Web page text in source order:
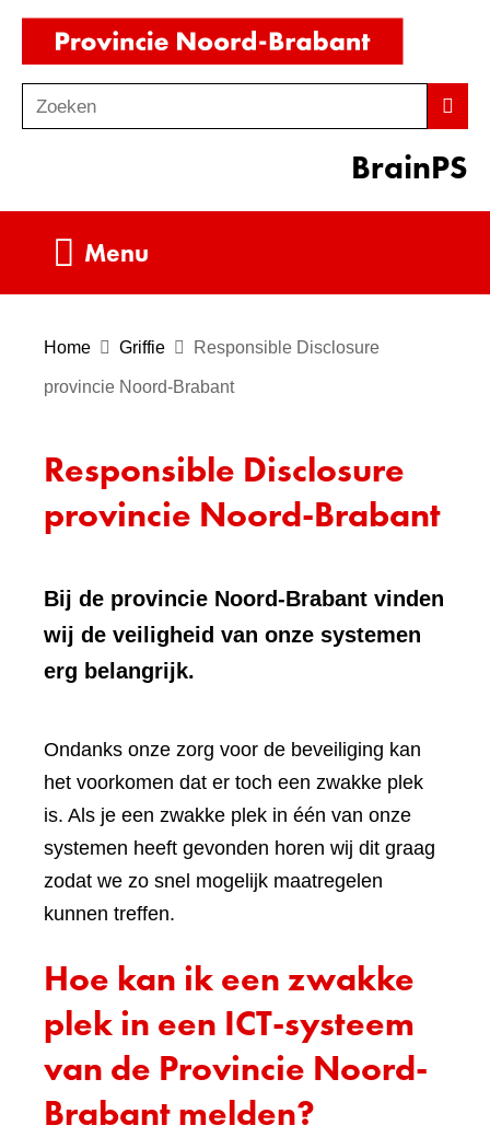
Ga
de
inhoud
o
Zoeken
BrainPS
Menu
Home Griffie Responsible Disclosure
provincie Noord-Brabant
Responsible Disclosure
provincie Noord-Brabant
Bij de provincie Noord-Brabant vinden
wij de veiligheid van onze systemen
erg belangrijk.
Ondanks onze zorg voor de beveiliging kan
het voorkomen dat er toch een zwakke plek
is. Als je een zwakke plek in één van onze
systemen heeft gevonden horen wij dit graag
zodat we zo snel mogelijk maatregelen
kunnen treffen.
Hoe kan ik een zwakke
plek in een ICT-systeem
van de Provincie Noord-
Brabant melden?